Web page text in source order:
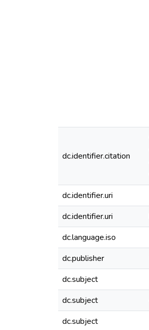
dc.identifier.citation
dc.identifier.uri
dc.identifier.uri
dc.language.iso
dc.publisher
dc.subject
dc.subject
dc.subject